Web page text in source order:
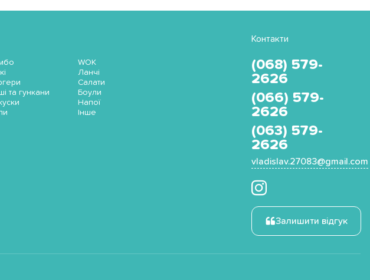
та гункани
WOK
Ланчі
Салати
Боули
Напої
Інше
Контакти
(068) 579-
2626
(066) 579-
2626
(063) 579-
2626
vladislav.27083@gmail.com
Залишити відгук